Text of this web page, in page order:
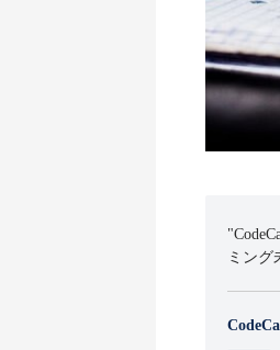
ミング